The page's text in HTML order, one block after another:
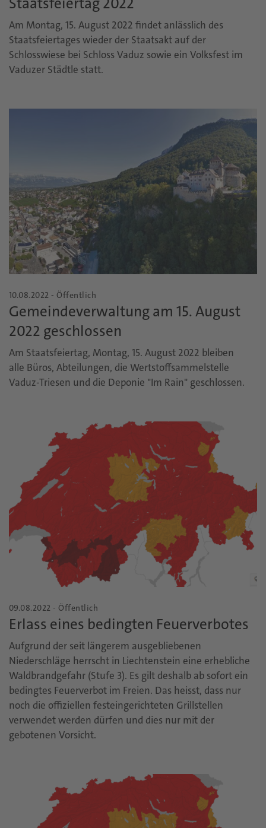
Am Montag, 15. August 2022 findet anlässlich des
Staatsfeiertages wieder der Staatsakt auf der
Schlosswiese bei Schloss Vaduz sowie ein Volksfest im
Vaduzer Städtle statt.
10.08.2022 - Öffentlich
Gemeindeverwaltung am 15. August
2022 geschlossen
Am Staatsfeiertag, Montag, 15. August 2022 bleiben
alle Büros, Abteilungen, die Wertstoffsammelstelle
Vaduz-Triesen und die Deponie "Im Rain" geschlossen.
09.08.2022 - Öffentlich
Erlass eines bedingten Feuerverbotes
Aufgrund der seit längerem ausgebliebenen
Niederschläge herrscht in Liechtenstein eine erhebliche
Waldbrandgefahr (Stufe 3). Es gilt deshalb ab sofort ein
bedingtes Feuerverbot im Freien. Das heisst, dass nur
noch die offiziellen festeingerichteten Grillstellen
verwendet werden dürfen und dies nur mit der
gebotenen Vorsicht.